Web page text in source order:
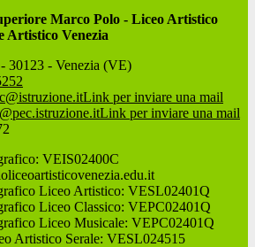
Marco Polo - Liceo Artistico
Artistico Venezia
30123 - Venezia (VE)
Link per inviare una mail
Link per inviare una mail
VEIS02400C
Liceo Artistico: VESL02401Q
Liceo Classico: VEPC02401Q
Liceo Musicale: VEPC02401Q
Artistico Serale: VESL024515